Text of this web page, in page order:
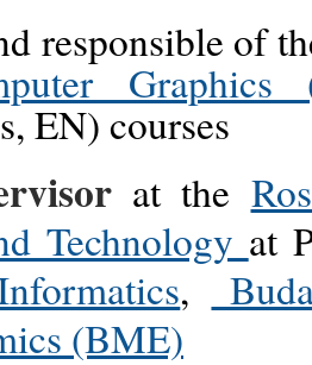
responsible of
EN) courses
at the
Technology at
,
(BME)